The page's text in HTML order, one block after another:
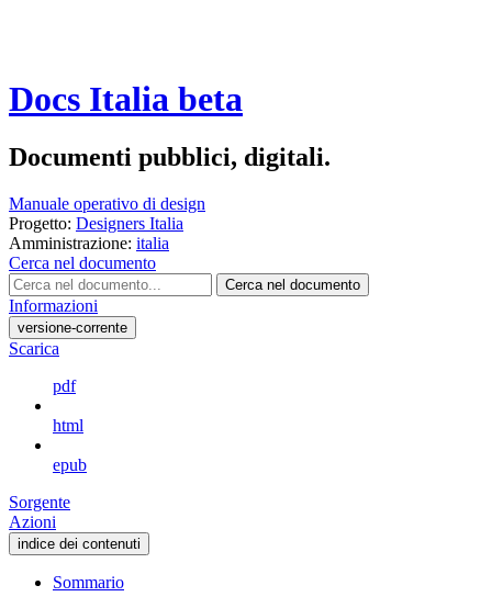
Docs Italia beta
Documenti pubblici, digitali.
Manuale operativo di design
Progetto: Designers Italia
Amministrazione: italia
Cerca nel documento
Cerca nel documento
Informazioni
versione-corrente
Scarica
pdf
html
epub
Sorgente
Azioni
indice dei contenuti
Sommario